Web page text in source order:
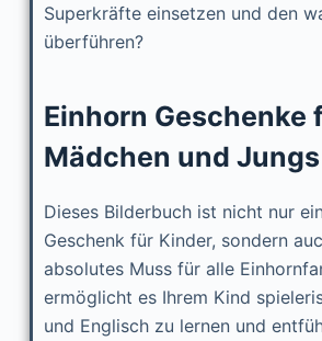
Superkräfte einsetzen und den
überführen?
Einhorn Geschenke
Mädchen und
Dieses Bilderbuch ist nicht nur
Geschenk für Kinder, sondern
absolutes Muss für alle
ermöglicht es Ihrem Kind
und Englisch zu lernen und